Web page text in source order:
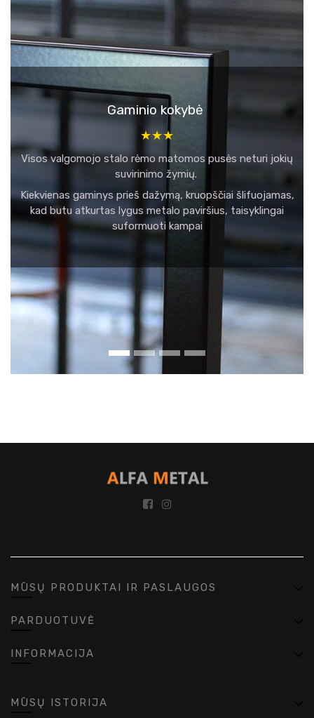
Gaminio kokybė
★★★
Visos valgomojo stalo rėmo matomos pusės neturi jokių
suvirinimo žymių.
Kiekvienas gaminys prieš dažymą, kruopščiai šlifuojamas,
kad butu atkurtas lygus metalo paviršius, taisyklingai
suformuoti kampai
MŪSŲ PRODUKTAI IR PASLAUGOS
PARDUOTUVĖ
INFORMACIJA
MŪSŲ ISTORIJA